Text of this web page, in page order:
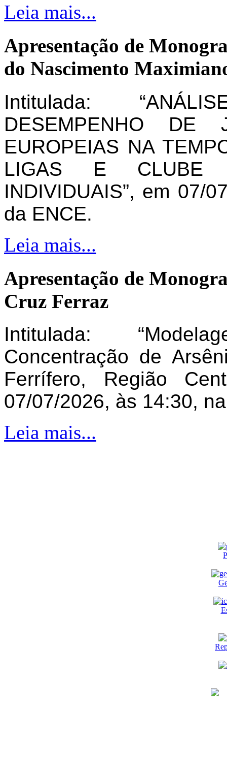
Leia mais...
Apresentação de
do Nascimento
Intitulada:
DESEMPENHO DE
EUROPEIAS NA
LIGAS E CLUBE
INDIVIDUAIS”, em 07/
da ENCE.
Leia mais...
Apresentação de
Cruz Ferraz
Intitulada:
Concentração de
Ferrífero, Região
07/07/2026, às 14:30,
Leia mais...